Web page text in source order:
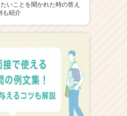
いことを聞かれた時の答え
も紹介